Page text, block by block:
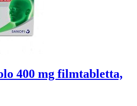
400 mg filmtabletta,